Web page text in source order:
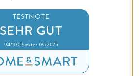
TESTNOTE
SEHR GUT
94/100 Punkte • 09/2025